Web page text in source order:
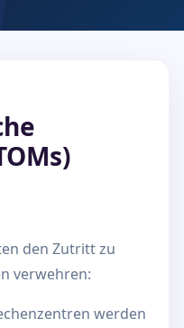
den Zutritt zu
verwehren:
werden